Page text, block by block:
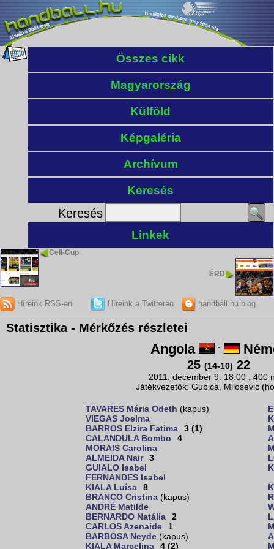
Összes cikk
Magyarország
Külföld
Képgaléria
Archívum
Keresés
Keresés
Linkek
Cell-Cup
ÉRD
Híreink RSS-en Híreink a Twitteren handball.hu blog
Statisztika - Mérkőzés részletei
Angola -
25 (14-10) 22
2011. december 9. 18:00 , 400
Játékvezetők: Gubica, Milosevic
TAVARES Mária Odeth (kapus)
VIEGAS Joelma
BARROS Elzira Fatima
3 (1)
CALANDULA Bombo
4
MORAIS Carolina
ALMEIDA Nair
3
GUIALO Isabel
FERNANDES Isabel
KIALA Luísa
8
BRANCO Cristina (kapus)
ANDRÉ Matilde
BERNARDO Natália
2
CARLOS Azenaide
1
BARBOSA Neyde (kapus)
KIALA Marcelina
4 (2)